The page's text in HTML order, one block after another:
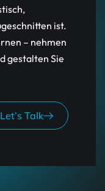
ist.
– nehmen
gestalten Sie
Let’s Talk